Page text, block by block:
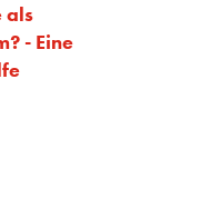
als
- Eine